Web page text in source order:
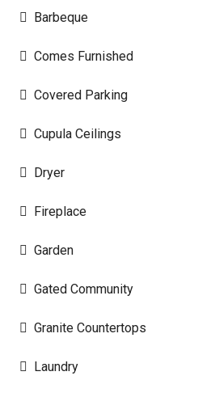
Barbeque
Comes Furnished
Covered Parking
Cupula Ceilings
Dryer
Fireplace
Garden
Gated Community
Granite Countertops
Laundry